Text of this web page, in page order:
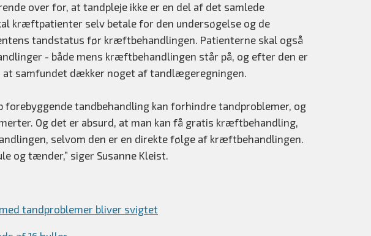
over for, at tandpleje ikke er en del af det samlede
kræftpatienter selv betale for den undersøgelse og de
tandstatus før kræftbehandlingen. Patienterne skal også
- både mens kræftbehandlingen står på, og efter den er
samfundet dækker noget af tandlægeregningen.
forebyggende tandbehandling kan forhindre tandproblemer, og
Og det er absurd, at man kan få gratis kræftbehandling,
selvom den er en direkte følge af kræftbehandlingen.
og tænder,” siger Susanne Kleist.
tandproblemer bliver svigtet